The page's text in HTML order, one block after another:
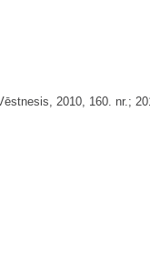
2010, 160. nr.;